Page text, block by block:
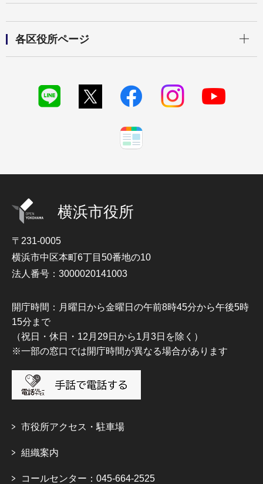
各区役所ページ
横浜市役所
〒231-0005
横浜市中区本町6丁目50番地の10
法人番号：3000020141003
開庁時間：月曜日から金曜日の午前8時45分から午後5時
15分まで
（祝日・休日・12月29日から1月3日を除く）
※一部の窓口では開庁時間が異なる場合があります
市役所アクセス・駐車場
組織案内
コールセンター：045-664-2525